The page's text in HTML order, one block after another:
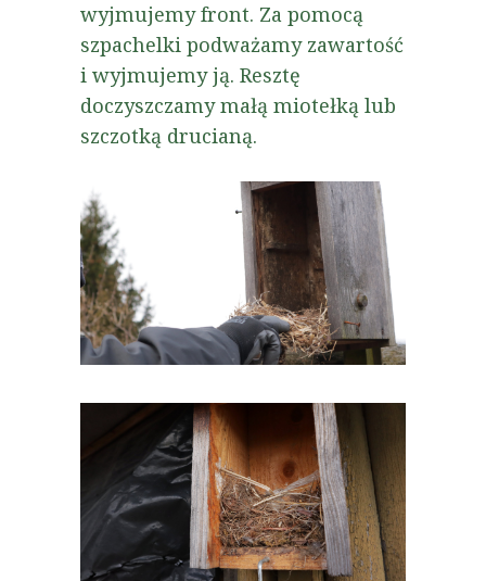
wyjmujemy front. Za pomocą
szpachelki podważamy zawartość
i wyjmujemy ją. Resztę
doczyszczamy małą miotełką lub
szczotką drucianą.